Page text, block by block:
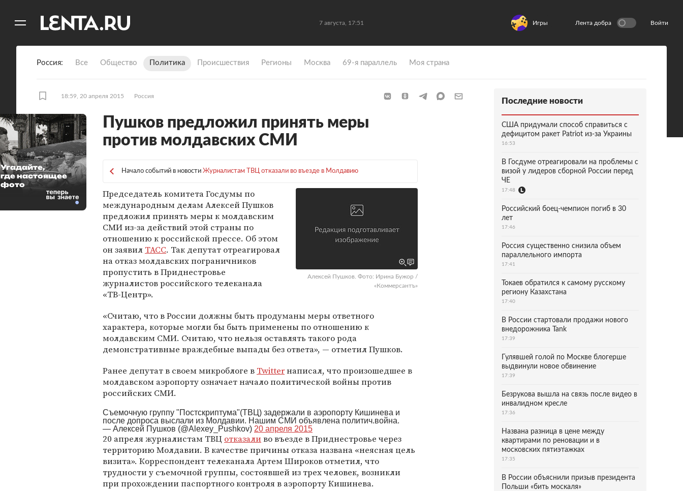
7 августа, 17:51 Игры Лента добра Войти
Россия Все Общество Политика Происшествия Регионы Москва 69-я параллель Моя страна
18:59, 20 апреля 2015 Россия
Пушков предложил принять меры
против молдавских СМИ
Начало событий в новости Журналистам ТВЦ отказали во въезде в Молдавию
Алексей Пушков. Фото: Ирина Бужор /
«Коммерсантъ»
Председатель комитета Госдумы по
международным делам Алексей Пушков
предложил принять меры к молдавским
СМИ из-за действий этой страны по
отношению к российской прессе. Об этом
он заявил ТАСС. Так депутат отреагировал
на отказ молдавских пограничников
пропустить в Приднестровье
журналистов российского телеканала
«ТВ-Центр».
«Считаю, что в России должны быть продуманы меры ответного
характера, которые могли бы быть применены по отношению к
молдавским СМИ. Считаю, что нельзя оставлять такого рода
демонстративные враждебные выпады без ответа», — отметил Пушков.
Ранее депутат в своем микроблоге в Twitterнаписал, что произошедшее в
молдавском аэропорту означает начало политической войны против
российских СМИ.
Съемочную группу "Постскриптума"(ТВЦ) задержали в аэропорту Кишинева и
после допроса выслали из Молдавии. Нашим СМИ объявлена политич.война.
— Алексей Пушков (@Alexey_Pushkov) 20 апреля 2015
20 апреля журналистам ТВЦ отказаливо въезде в Приднестровье через
территорию Молдавии. В качестве причины отказа названа «неясная цель
визита». Корреспондент телеканала Артем Широков отметил, что
трудности у съемочной группы, состоявшей из трех человек, возникли
при прохождении паспортного контроля в аэропорту Кишинева.
Угадайте,
где настоящее
фото
Последние новости
США придумали способ справиться с
дефицитом ракет Patriot из-за Украины
16:53
В Госдуме отреагировали на проблемы с
визой у лидеров сборной России перед
ЧЕ
17:48
Российский боец-чемпион погиб в 30
лет
17:46
Россия существенно снизила объем
параллельного импорта
17:41
Токаев обратился к самому русскому
региону Казахстана
17:40
В России стартовали продажи нового
внедорожника Tank
17:39
Гулявшей голой по Москве блогерше
выдвинули новое обвинение
17:39
Безрукова вышла на связь после видео в
инвалидном кресле
17:36
Названа разница в цене между
квартирами по реновации и в
московских пятиэтажках
17:35
В России объяснили призыв президента
Польши «бить москаля»